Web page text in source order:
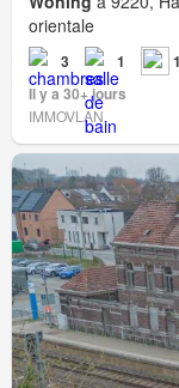
orientale
3 1
Il y a 30+ jours
IMMOVLAN